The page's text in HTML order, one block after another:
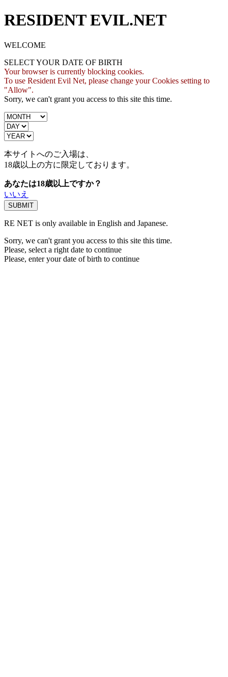
RESIDENT EVIL.NET
WELCOME
SELECT YOUR DATE OF BIRTH
Your browser is currently blocking cookies.
To use Resident Evil Net, please change your Cookies setting to
"Allow".
Sorry, we can't grant you access to this site this time.
本サイトへのご入場は、
18歳以上の方に限定しております。
あなたは18歳以上ですか？
いいえ
RE NET is only available in English and Japanese.
Sorry, we can't grant you access to this site this time.
Please, select a right date to continue
Please, enter your date of birth to continue